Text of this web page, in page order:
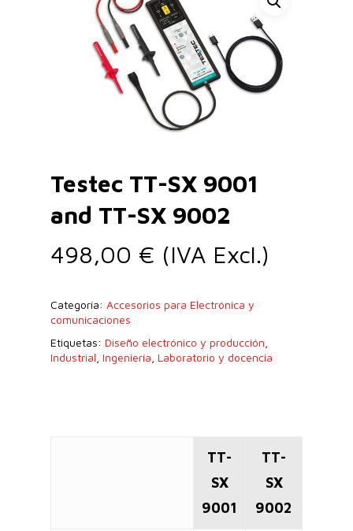
Testec TT-SX 9001
and TT-SX 9002
498,00 € (IVA Excl.)
Categoría: Accesorios para Electrónica y
comunicaciones
Etiquetas: Diseño electrónico y producción
Industrial Ingeniería Laboratorio y docencia
TT-
SX
9001
TT-
SX
9002